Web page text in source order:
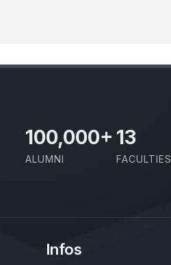
100,000+
ALUMNI
13
FACULTIES
Infos